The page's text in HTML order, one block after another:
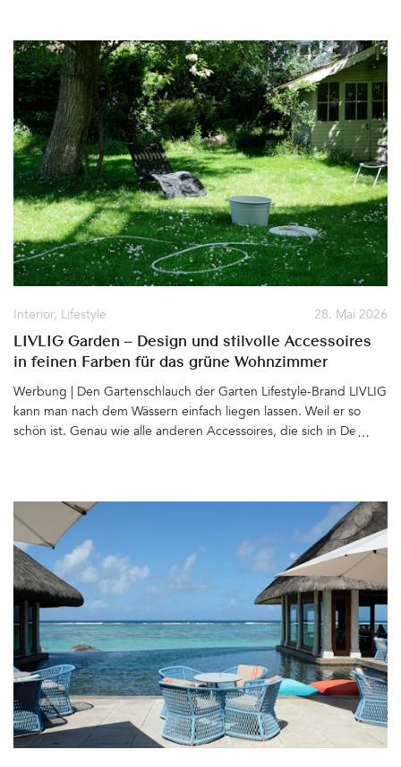
ein. Die Umgebung ist zum Radfahren ideal. Die Natur beruhigt
die Sinne und umgibt die Ruhesuchenden gleich hinter den
sechs Chalets, deren Name »Greenview« nicht besser hätte
gewählt werden können&hellip
28. Mai 2026
Interior, Lifestyle
LIVLIG Garden – Design und stilvolle Accessoires
in feinen Farben für das grüne Wohnzimmer
Werbung | Den Gartenschlauch der Garten Lifestyle-Brand LIVLIG
kann man nach dem Wässern einfach liegen lassen. Weil er so
schön ist. Genau wie alle anderen Accessoires, die sich in Design
ein Produkt – zu entscheiden. Am liebsten mögen doch bitte
neben dem Gartenschlauch und dem Metalltopf auch alle
anderen feinen Dinge von LIVLIG im Garten ein neues Zuhause
finden. Es gibt passende Schlauchhalter und -trommeln,
Gießkannen, Pflanztöpfe, Gartenabfallsäcke und Kaminholzkörbe
aus Metall, die sich auch gut im Haus machen. Auch
Gartenhandschuhe, Scheren, Gartenduschen und ein mobiler
Wasserhahn für den (Pflanz)Tisch mit passender Schale gehören
zum LIVLIG-Sortiment. LIVLIG steht für Qualität, Funktionalität
und zeitloses Design. Die Materialien: Messing, Stahl und für die
in Deutschland hergestellen Schläuche PVC, das zu 65% aus
recyceltem Material aus Produktionsabfällen hergestellt wird.
Nachhaltige Freude an den Produkten ist garantiert. Die